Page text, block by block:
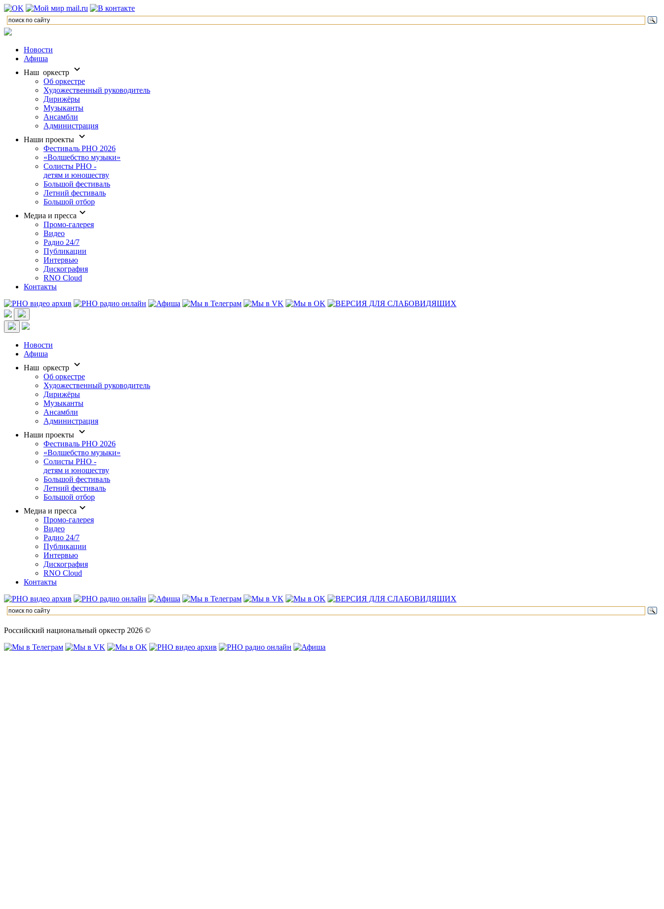
Новости
Афиша
Наш оркестр
Об оркестре
Художественный руководитель
Дирижёры
Музыканты
Ансамбли
Администрация
Наши проекты
Фестиваль РНО 2026
«Волшебство музыки»
Солисты РНО -
детям и юношеству
Большой фестиваль
Летний фестиваль
Большой отбор
Медиа и пресса
Промо-галерея
Видео
Радио 24/7
Публикации
Интервью
Дискография
RNO Cloud
Контакты
Новости
Афиша
Наш оркестр
Об оркестре
Художественный руководитель
Дирижёры
Музыканты
Ансамбли
Администрация
Наши проекты
Фестиваль РНО 2026
«Волшебство музыки»
Солисты РНО -
детям и юношеству
Большой фестиваль
Летний фестиваль
Большой отбор
Медиа и пресса
Промо-галерея
Видео
Радио 24/7
Публикации
Интервью
Дискография
RNO Cloud
Контакты
Российский национальный оркестр 2026 ©